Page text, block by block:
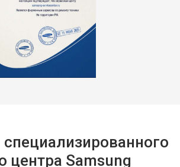
центра Samsung